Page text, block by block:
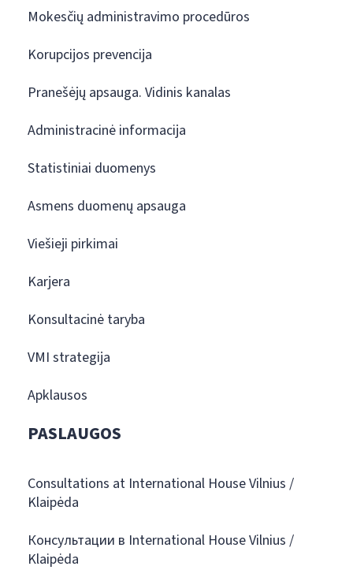
Mokesčių administravimo procedūros
Korupcijos prevencija
Pranešėjų apsauga. Vidinis kanalas
Administracinė informacija
Statistiniai duomenys
Asmens duomenų apsauga
Viešieji pirkimai
Karjera
Konsultacinė taryba
VMI strategija
Apklausos
PASLAUGOS
Consultations at International House Vilnius /
Klaipėda
Консультации в International House Vilnius /
Klaipėda